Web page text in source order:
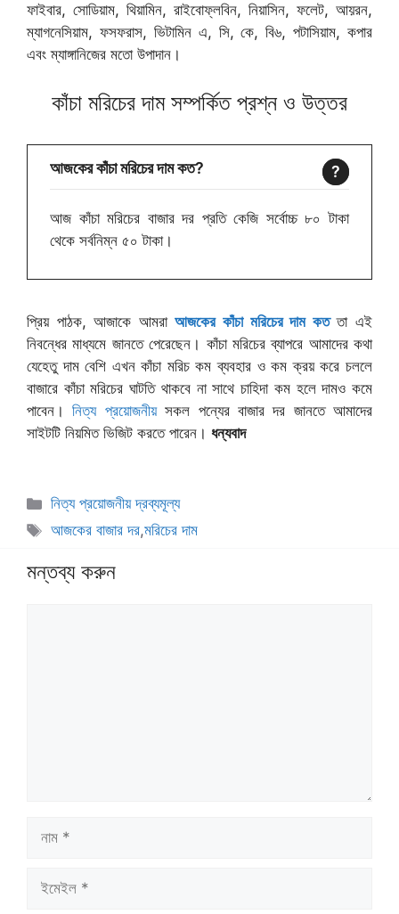
ফাইবার, সোডিয়াম, থিয়ামিন, রাইবোফ্লবিন, নিয়াসিন, ফলেট, আয়রন,
ম্যাগনেসিয়াম, ফসফরাস, ভিটামিন এ, সি, কে, বি৬, পটাসিয়াম, কপার
এবং ম্যাঙ্গানিজের মতো উপাদান।
কাঁচা মরিচের দাম সম্পর্কিত প্রশ্ন ও উত্তর
আজকের কাঁচা মরিচের দাম কত?
আজ কাঁচা মরিচের বাজার দর প্রতি কেজি সর্বোচ্চ ৮০ টাকা
থেকে সর্বনিম্ন ৫০ টাকা।
প্রিয় পাঠক, আজাকে আমরাআজকের কাঁচা মরিচের দাম কততা এই
নিবন্ধের মাধ্যমে জানতে পেরেছেন। কাঁচা মরিচের ব্যাপরে আমাদের কথা
যেহেতু দাম বেশি এখন কাঁচা মরিচ কম ব্যবহার ও কম ক্রয় করে চললে
বাজারে কাঁচা মরিচের ঘাটতি থাকবে না সাথে চাহিদা কম হলে দামও কমে
পাবেন।নিত্য প্রয়োজনীয়সকল পন্যের বাজার দর জানতে আমাদের
সাইটটি নিয়মিত ভিজিট করতে পারেন। ধন্যবাদ
বিভাগ
সমূহ
নিত্য প্রয়োজনীয় দ্রব্যমূল্য
ট্যাগ
আজকের বাজার দর,মরিচের দাম
মন্তব্য করুন
ইমেইল